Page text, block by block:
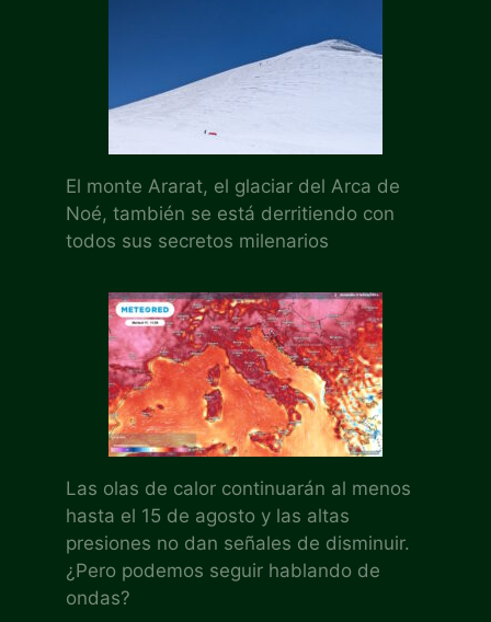
El monte Ararat, el glaciar del Arca de
Noé, también se está derritiendo con
todos sus secretos milenarios
Las olas de calor continuarán al menos
hasta el 15 de agosto y las altas
presiones no dan señales de disminuir.
¿Pero podemos seguir hablando de
ondas?